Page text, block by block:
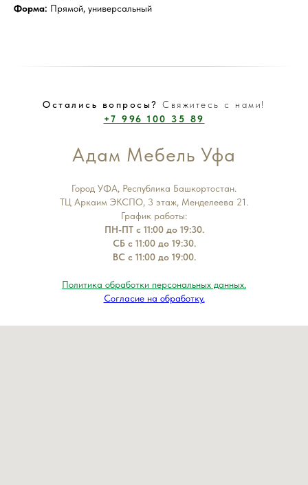
Форма: Прямой, универсальный
Остались вопросы?Свяжитесь с нами!
+7 996 100 35 89
Адам Мебель Уфа
Город УФА, Республика Башкортостан.
ТЦ Аркаим ЭКСПО, 3 этаж, Менделеева 21.
График работы:
ПН-ПТ с 11:00 до 19:30.
СБ с 11:00 до 19:30.
ВС с 11:00 до 19:00.
Политика обработки персональных данных.
Согласие на обработку.